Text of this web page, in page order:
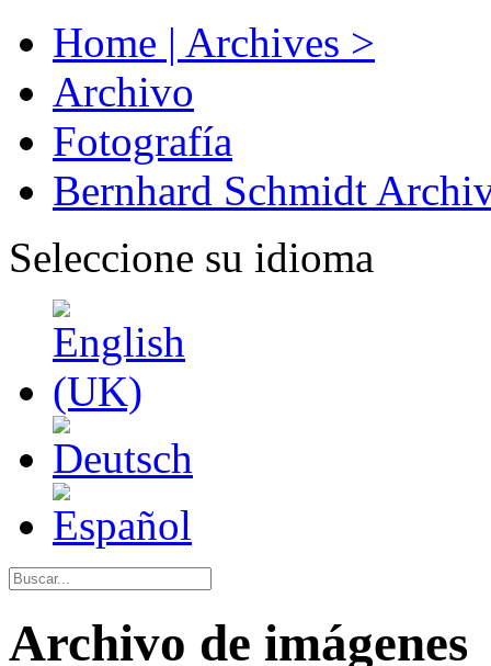
Home | Archives >
Archivo
Fotografía
Bernhard Schmidt
Seleccione su idioma
Archivo de imágenes